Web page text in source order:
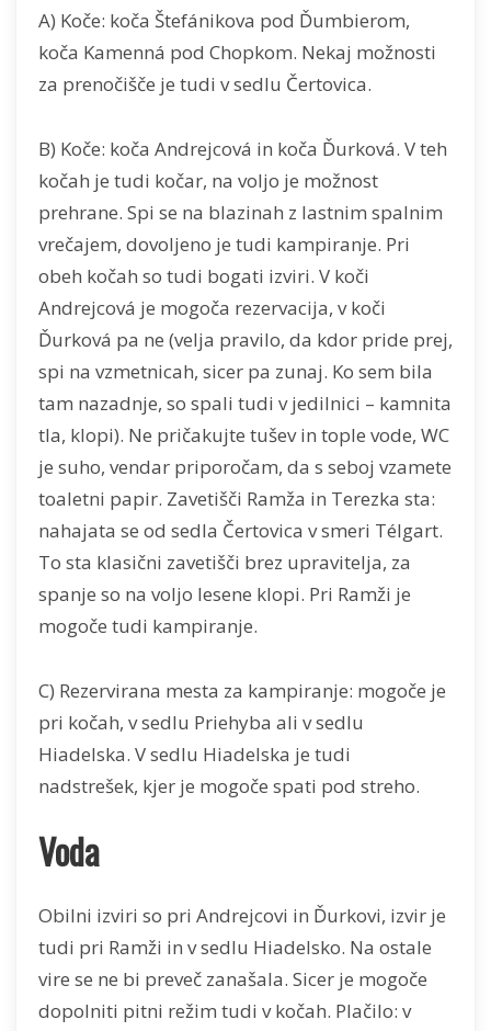
A) Koče: koča Štefánikova pod Ďumbierom,
koča Kamenná pod Chopkom. Nekaj možnosti
za prenočišče je tudi v sedlu Čertovica.
B) Koče: koča Andrejcová in koča Ďurková. V teh
kočah je tudi kočar, na voljo je možnost
prehrane. Spi se na blazinah z lastnim spalnim
vrečajem, dovoljeno je tudi kampiranje. Pri
obeh kočah so tudi bogati izviri. V koči
Andrejcová je mogoča rezervacija, v koči
Ďurková pa ne (velja pravilo, da kdor pride prej,
spi na vzmetnicah, sicer pa zunaj. Ko sem bila
tam nazadnje, so spali tudi v jedilnici – kamnita
tla, klopi). Ne pričakujte tušev in tople vode, WC
je suho, vendar priporočam, da s seboj vzamete
toaletni papir. Zavetišči Ramža in Terezka sta:
nahajata se od sedla Čertovica v smeri Télgart.
To sta klasični zavetišči brez upravitelja, za
spanje so na voljo lesene klopi. Pri Ramži je
mogoče tudi kampiranje.
C) Rezervirana mesta za kampiranje: mogoče je
pri kočah, v sedlu Priehyba ali v sedlu
Hiadelska. V sedlu Hiadelska je tudi
nadstrešek, kjer je mogoče spati pod streho.
Voda
Obilni izviri so pri Andrejcovi in Ďurkovi, izvir je
tudi pri Ramži in v sedlu Hiadelsko. Na ostale
vire se ne bi preveč zanašala. Sicer je mogoče
dopolniti pitni režim tudi v kočah. Plačilo: v